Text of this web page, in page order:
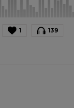
1 139